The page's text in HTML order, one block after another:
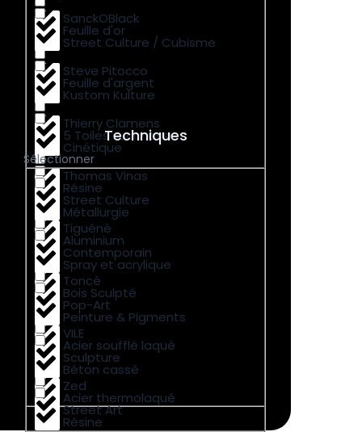
SanckOBlack
Steve Pitocco
Thierry Clamens
Thomas Vinas
Tiguéné
Toncé
VILE
Zed
Feuille d'or
Feuille d'argent
5 Toiles sur chassis
Résine
Aluminium
Bois Sculpté
Acier soufflé laqué
Acier thermolaqué
Street Culture / Cubisme
Kustom Kulture
Cinétique
Street Culture
Contemporain
Pop-Art
Sculpture
Street Art
Techniques
Sélectionner
Métallurgie
Spray et acrylique
Peinture & Pigments
Béton cassé
Résine